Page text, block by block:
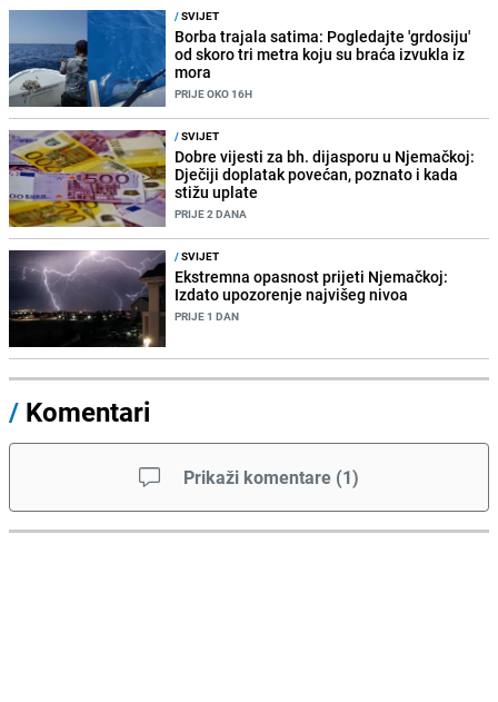
/SVIJET
Borba trajala satima: Pogledajte 'grdosiju'
od skoro tri metra koju su braća izvukla iz
mora
PRIJE OKO 16H
/SVIJET
Dobre vijesti za bh. dijasporu u Njemačkoj:
Dječiji doplatak povećan, poznato i kada
stižu uplate
PRIJE 2 DANA
/SVIJET
Ekstremna opasnost prijeti Njemačkoj:
Izdato upozorenje najvišeg nivoa
PRIJE 1 DAN
/ Komentari
Prikaži komentare (1)